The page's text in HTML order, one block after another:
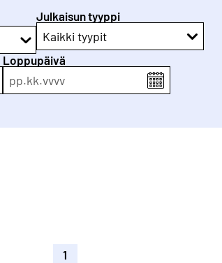
Julkaisun tyyppi
Kaikki tyypit
Loppupäivä
pp.kk.vvvv
1